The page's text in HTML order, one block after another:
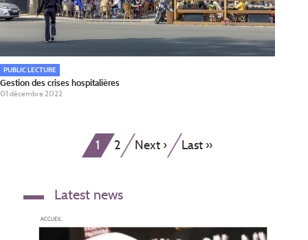
PUBLIC LECTURE
Gestion des crises hospitalières
01 décembre 2022
Page
actuelle
1 Page
2
Page
suivante
Next ›
Dernière
Last »
Latest news